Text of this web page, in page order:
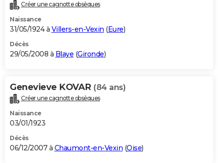
Créer une cagnotte obsèques
Naissance
31/05/1924 à Villers-en-Vexin (Eure)
Décès
29/05/2008 à Blaye (Gironde)
Genevieve KOVAR (84 ans)
Créer une cagnotte obsèques
Naissance
03/01/1923
Décès
06/12/2007 à Chaumont-en-Vexin (Oise)